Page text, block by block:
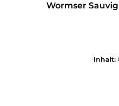
Wormser
Inhalt: